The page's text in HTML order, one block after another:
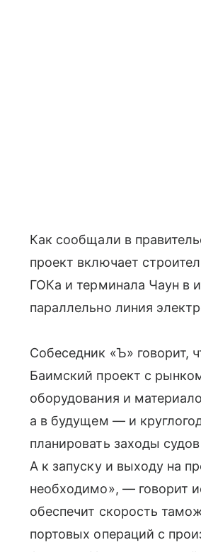
Как сообщали в
проект включает
ГОКа и терминала Чаун в
параллельно линия
Собеседник «Ъ» говорит,
Баимский проект с
оборудования и
а в будущем — и
планировать заходы
А к запуску и выходу на
необходимо», — говорит
обеспечит скорость
портовых операций с